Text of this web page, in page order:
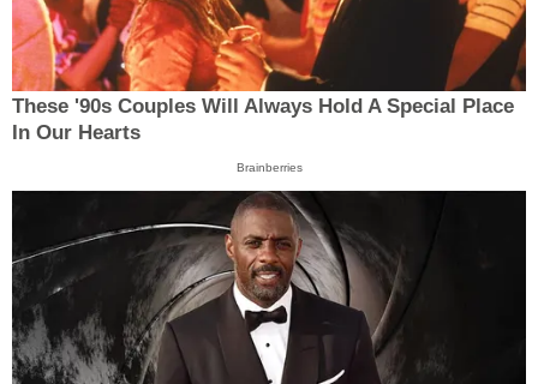
These '90s Couples Will Always Hold A Special Place
In Our Hearts
Brainberries